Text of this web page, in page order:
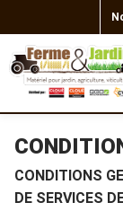
CONDITIONS
DE SERVICES D